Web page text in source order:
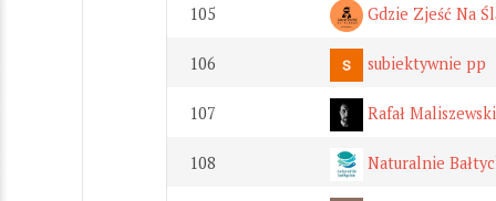
105 Gdzie Zjeść Na
106 subiektywnie pp
107 Rafał Maliszewski
108 Naturalnie